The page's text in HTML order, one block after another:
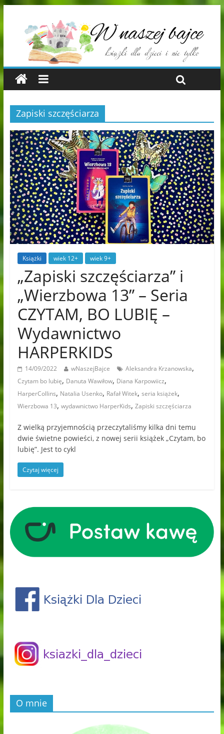
Zapiski szczęściarza
Książki wiek 12+ wiek 9+
„Zapiski szczęściarza” i
„Wierzbowa 13” – Seria
CZYTAM, BO LUBIĘ –
Wydawnictwo
HARPERKIDS
14/09/2022 wNaszejBajce Aleksandra Krzanowska,
Czytam bo lubię, Danuta Wawiłow, Diana Karpowiicz,
HarperCollins, Natalia Usenko, Rafał Witek, seria książek,
Wierzbowa 13, wydawnictwo HarperKids, Zapiski szczęściarza
Z wielką przyjemnością przeczytaliśmy kilka dni temu
dwie świetne powieści, z nowej serii książek „Czytam, bo
lubię”. Jest to cykl
Czytaj więcej
O mnie